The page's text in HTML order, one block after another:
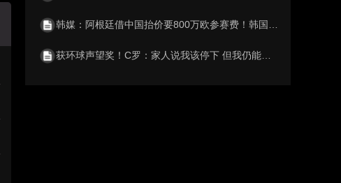
韩媒：阿根廷借中国抬价要800万欧参赛费！韩国认为溢价3倍后放弃
获环球声望奖！C罗：家人说我该停下 但我仍能帮球队为何不继续？